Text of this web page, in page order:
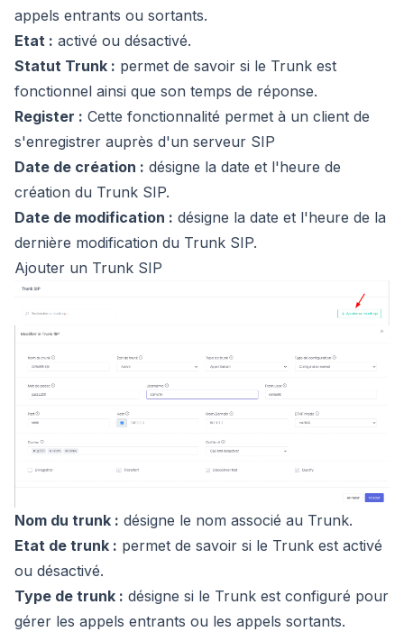
appels entrants ou sortants.
Etat : activé ou désactivé.
Statut Trunk : permet de savoir si le Trunk est
fonctionnel ainsi que son temps de réponse.
Register : Cette fonctionnalité permet à un client de
s'enregistrer auprès d'un serveur SIP
Date de création : désigne la date et l'heure de
création du Trunk SIP.
Date de modification : désigne la date et l'heure de la
dernière modification du Trunk SIP.
Ajouter un Trunk SIP
Nom du trunk : désigne le nom associé au Trunk.
Etat de trunk : permet de savoir si le Trunk est activé
ou désactivé.
Type de trunk : désigne si le Trunk est configuré pour
gérer les appels entrants ou les appels sortants.